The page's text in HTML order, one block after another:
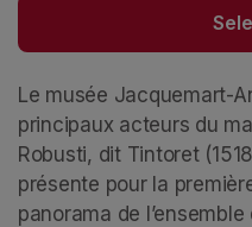
Le musée Jacquemart-
principaux acteurs du
Robusti, dit Tintoret
présente pour la
panorama de